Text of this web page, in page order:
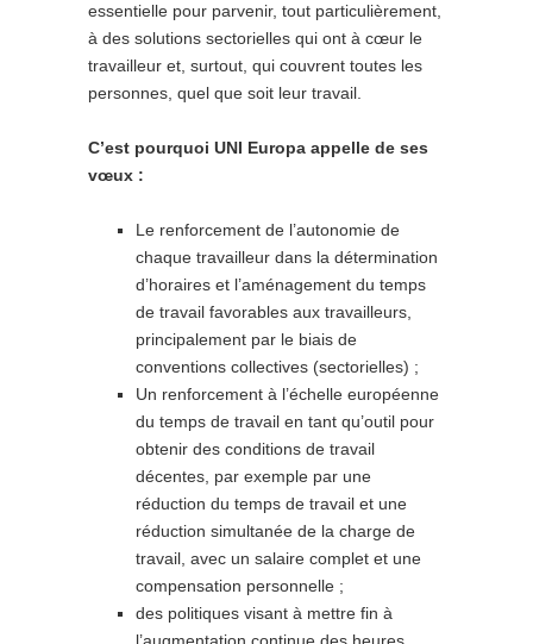
essentielle pour parvenir, tout particulièrement,
à des solutions sectorielles qui ont à cœur le
travailleur et, surtout, qui couvrent toutes les
personnes, quel que soit leur travail.
C’est pourquoi UNI Europa appelle de ses
vœux :
Le renforcement de l’autonomie de
chaque travailleur dans la détermination
d’horaires et l’aménagement du temps
de travail favorables aux travailleurs,
principalement par le biais de
conventions collectives (sectorielles) ;
Un renforcement à l’échelle européenne
du temps de travail en tant qu’outil pour
obtenir des conditions de travail
décentes, par exemple par une
réduction du temps de travail et une
réduction simultanée de la charge de
travail, avec un salaire complet et une
compensation personnelle ;
des politiques visant à mettre fin à